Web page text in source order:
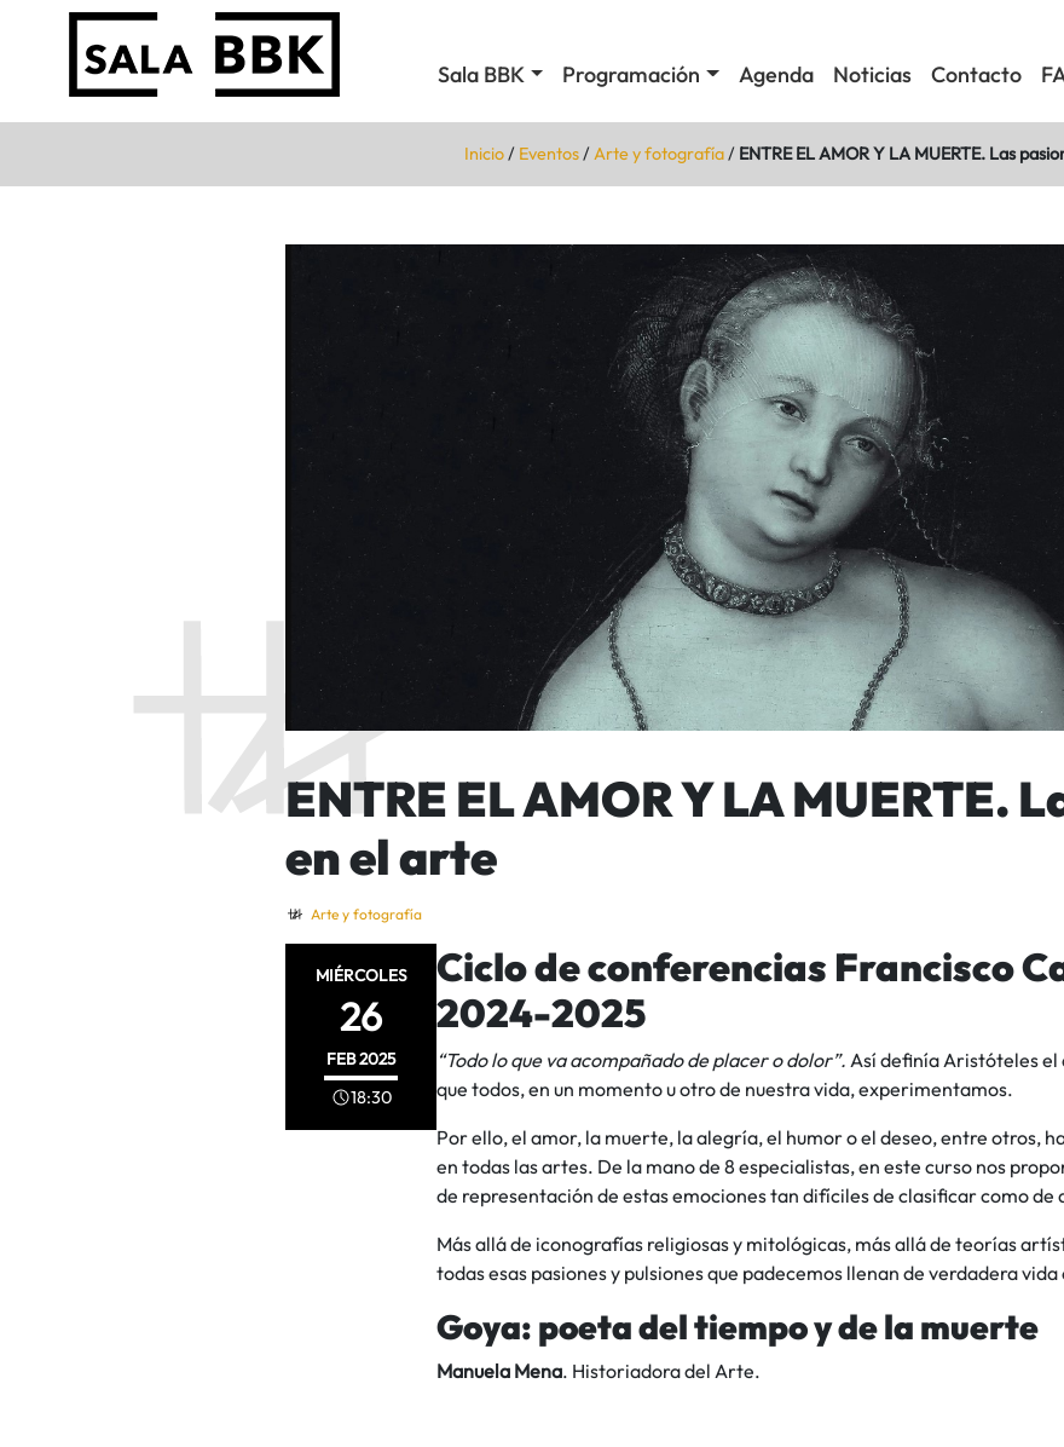
Sala BBK Programación Agenda Noticias Contacto
Inicio/ Eventos/Arte y fotografía/ ENTRE EL AMOR Y LA MUERTE. Las
ENTRE EL AMOR Y LA MUERTE.
en el arte
Arte y fotografía
MIÉRCOLES
26
FEB2025
18:30
Ciclo de conferencias Francisco
2024-2025
“Todo lo que va acompañado de placer o dolor”. Así definía Aristóteles el
que todos, en un momento u otro de nuestra vida, experimentamos.
Por ello, el amor, la muerte, la alegría, el humor o el deseo, entre otros,
en todas las artes. De la mano de 8 especialistas, en este curso nos
de representación de estas emociones tan difíciles de clasificar como de
Más allá de iconografías religiosas y mitológicas, más allá de teorías
todas esas pasiones y pulsiones que padecemos llenan de verdadera
Goya: poeta del tiempo y de la muerte
Manuela Mena. Historiadora del Arte.